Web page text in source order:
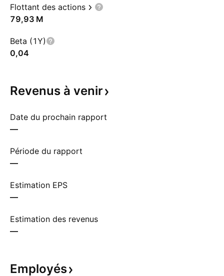
Flottant des actions
‪79,93 M‬
Beta (1Y)
0,04
Revenus à venir
Date du prochain rapport
—
Période du rapport
—
Estimation EPS
—
Estimation des revenus
—
Employés